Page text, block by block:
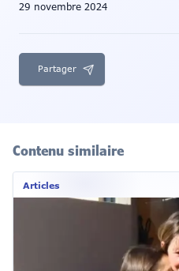
29 novembre 2024
Partager
Contenu similaire
Articles